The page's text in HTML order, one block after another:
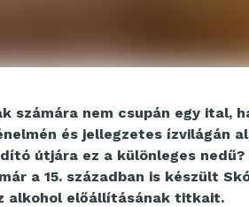
számára nem csupán egy ital,
és jellegzetes ízvilágán
útjára ez a különleges
a 15. században is készült
alkohol előállításának titkait.